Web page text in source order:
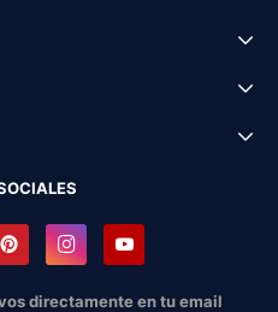
directamente en tu email